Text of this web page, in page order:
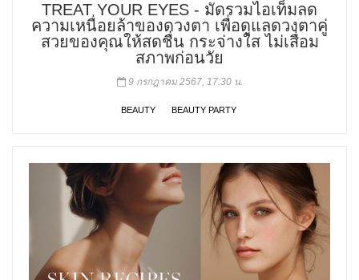
TREAT YOUR EYES - มัดรวมไอเท็มลด
ความเหนื่อยล้าของดวงตา เพื่อดูแลดวงตาคู่
สวยของคุณให้สดชื่น กระจ่างใส ไม่เสื่อม
สภาพก่อนวัย
9 กรกฎาคม 2567, 17:30 น.
BEAUTY BEAUTY PARTY